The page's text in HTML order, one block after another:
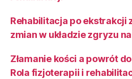
Rehabilitacja po ekstrakcji
zmian w układzie zgryzu
Złamanie kości a powrót
Rola fizjoterapii i